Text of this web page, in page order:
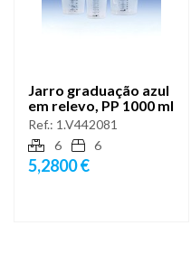
Jarro graduação azul
em relevo, PP 1000 ml
Ref.: 1.V442081
6
6
5,2800 €